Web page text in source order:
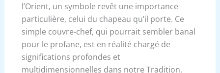
l’Orient, un symbole revêt une importance
particulière, celui du chapeau qu’il porte. Ce
simple couvre-chef, qui pourrait sembler banal
pour le profane, est en réalité chargé de
significations profondes et
multidimensionnelles dans notre Tradition.